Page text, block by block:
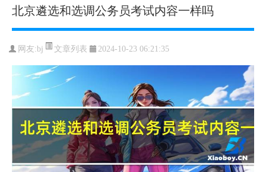
北京遴选和选调公务员考试内容一样吗
网友:bj 文章列表 2024-10-23 06:21:35